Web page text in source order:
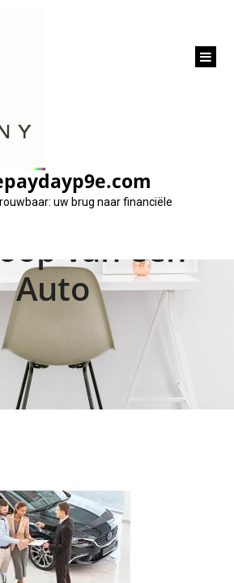
uw brug naar financiële
uw
Geld
voor de
van een
Auto